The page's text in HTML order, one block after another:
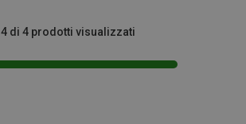
4 di 4 prodotti visualizzati